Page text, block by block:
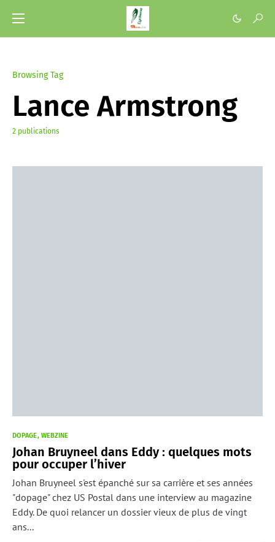
Browsing Tag
Lance Armstrong
2 publications
DOPAGE WEBZINE
Johan Bruyneel dans Eddy : quelques mots
pour occuper l’hiver
Johan Bruyneel s'est épanché sur sa carrière et ses années
"dopage" chez US Postal dans une interview au magazine
Eddy. De quoi relancer un dossier vieux de plus de vingt
ans...